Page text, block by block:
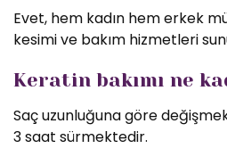
Evet, hem kadın hem erkek
kesimi ve bakım hizmetleri
Keratin bakımı ne
Saç uzunluğuna göre
3 saat sürmektedir.